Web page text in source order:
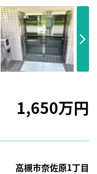
1,650万円
高槻市奈佐原1丁目